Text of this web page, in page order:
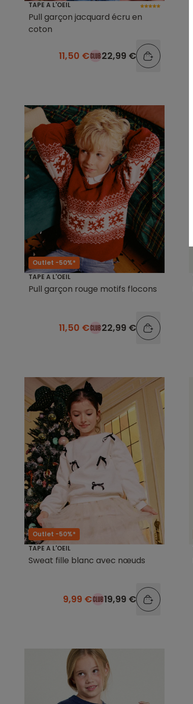
TAPE A L'OEIL
Pull garçon jacquard écru en
coton
11,50 € 22,99 €
Outlet -50%*
TAPE A L'OEIL
Pull garçon rouge motifs flocons
11,50 € 22,99 €
Outlet -50%*
TAPE A L'OEIL
Sweat fille blanc avec nœuds
9,99 € 19,99 €